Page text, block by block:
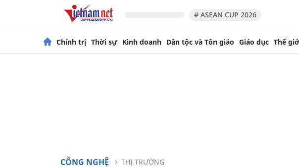
# ASEAN CUP 2026
Chính trị Thời sự Kinh doanh Dân tộc và Tôn giáo Giáo dục Thế
CÔNG NGHỆ THỊ TRƯỜNG